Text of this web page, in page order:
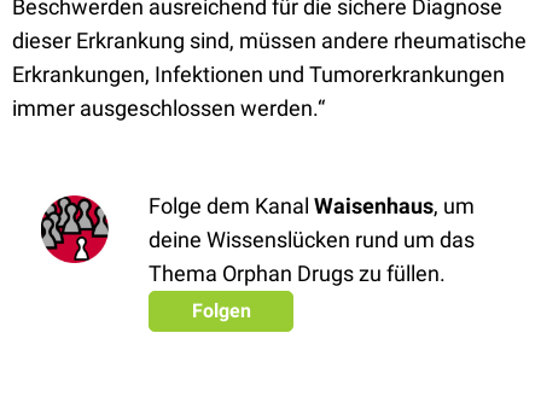
Beschwerden ausreichend für die sichere Diagnose
dieser Erkrankung sind, müssen andere rheumatische
Erkrankungen, Infektionen und Tumorerkrankungen
immer ausgeschlossen werden.“
Folge dem Kanal Waisenhaus, um
deine Wissenslücken rund um das
Thema Orphan Drugs zu füllen.
Folgen